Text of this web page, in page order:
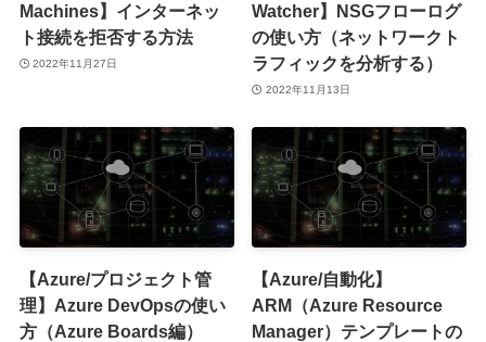
Machines】インターネッ
ト接続を拒否する方法
2022年11月27日
Watcher】NSGフローログ
の使い方（ネットワークト
ラフィックを分析する）
2022年11月13日
【Azure/プロジェクト管
理】Azure DevOpsの使い
方（Azure Boards編）
【Azure/自動化】
ARM（Azure Resource
Manager）テンプレートの